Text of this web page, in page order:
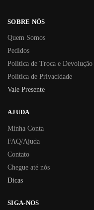
SOBRE NÓS
Quem Somos
Pedidos
Política de Troca e Devolução
Política de Privacidade
Vale Presente
AJUDA
Minha Conta
FAQ/Ajuda
Contato
Chegue até nós
Dicas
SIGA-NOS